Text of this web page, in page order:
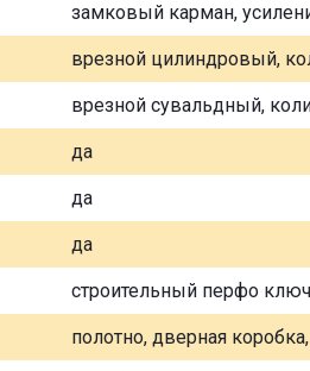
замковый карман,
врезной цилиндровый,
врезной сувальдный,
да
да
да
строительный перфо
полотно, дверная